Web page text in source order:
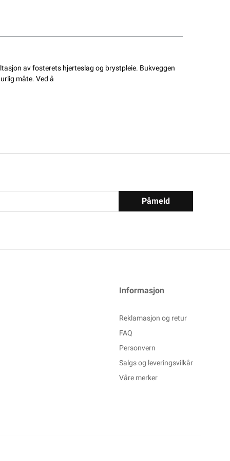
av fosterets hjerteslag og brystpleie. Bukveggen
måte. Ved å
Påmeld
Informasjon
Reklamasjon og retur
FAQ
Personvern
Salgs og leveringsvilkår
Våre merker